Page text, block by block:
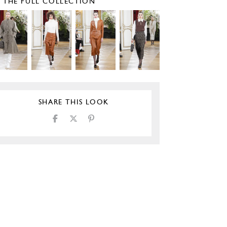
THE FULL COLLECTION
SHARE THIS LOOK